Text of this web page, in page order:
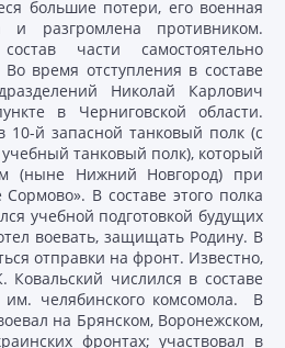
большие потери, его военная
и разгромлена противником.
части самостоятельно
время отступления в составе
Николай Карлович
в Черниговской области.
10-й запасной танковый полк (с
танковый полк), который
(ныне Нижний Новгород) при
В составе этого полка
учебной подготовкой будущих
воевать, защищать Родину. В
отправки на фронт. Известно,
числился в составе
им. челябинского комсомола. В
на Брянском, Воронежском,
фронтах; участвовал в